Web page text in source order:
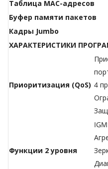
Таблица МАС-адресов
Буфер памяти пакетов
Кадры Jumbo
ХАРАКТЕРИСТИКИ
Приоритизация (QoS) 4
Функции 2 уровня